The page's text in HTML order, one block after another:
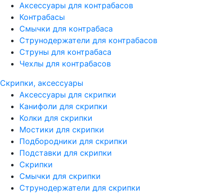
Аксессуары для контрабасов
Контрабасы
Смычки для контрабаса
Струнодержатели для контрабасов
Струны для контрабаса
Чехлы для контрабасов
Скрипки, аксессуары
Аксессуары для скрипки
Канифоли для скрипки
Колки для скрипки
Мостики для скрипки
Подбородники для скрипки
Подставки для скрипки
Скрипки
Смычки для скрипки
Струнодержатели для скрипки